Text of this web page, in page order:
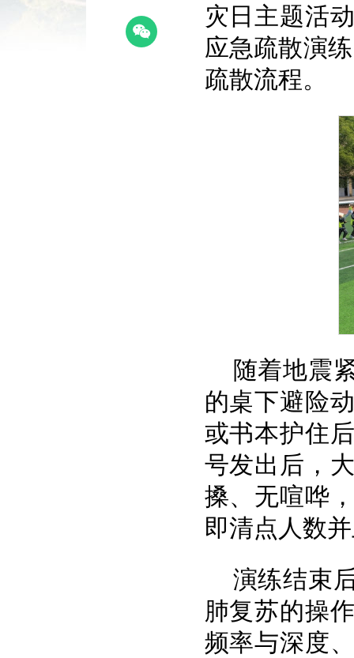
灾日主题活
应急疏散演
疏散流程。
随着地震
的桌下避险
或书本护住
号发出后，
搡、无喧哗
即清点人数
演练结束
肺复苏的操
频率与深度